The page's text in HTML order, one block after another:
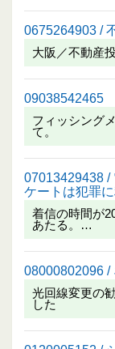
0675264903 /
大阪／不動産
09038542465
フィッシング
て。
07013429438 /
ケートは犯罪
着信の時間が
あたる。…
08000802096 /
光回線変更の
した